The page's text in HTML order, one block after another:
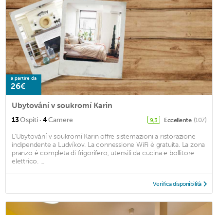
a partire da
26€
Ubytování v soukromí Karin
13Ospiti · 4Camere 9,3 Eccellente (107)
L'Ubytování v soukromí Karin offre sistemazioni a ristorazione
indipendente a Ludvíkov. La connessione WiFi è gratuita. La zona
pranzo è completa di frigorifero, utensili da cucina e bollitore
elettrico. ...
Verifica disponibilità